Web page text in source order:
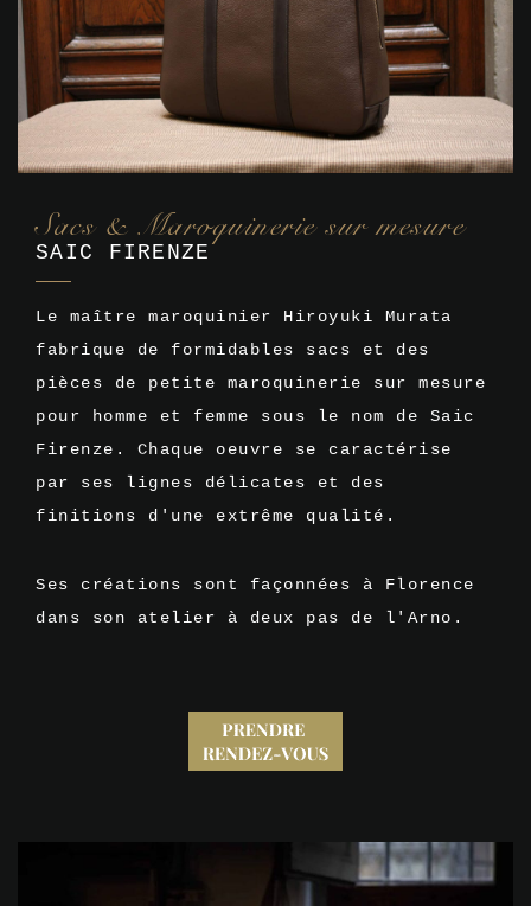
Sacs & Maroquinerie sur mesure
SAIC FIRENZE
Le maître maroquinier Hiroyuki Murata
fabrique de formidables sacs et des
pièces de petite maroquinerie sur mesure
pour homme et femme sous le nom de Saic
Firenze. Chaque oeuvre se caractérise
par ses lignes délicates et des
finitions d'une extrême qualité.
Ses créations sont façonnées à Florence
dans son atelier à deux pas de l'Arno.